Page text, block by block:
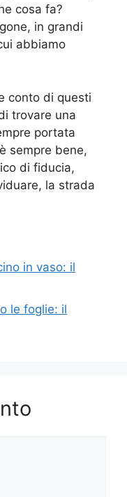
cosa fa?
in grandi
abbiamo
conto di questi
trovare una
portata
sempre bene,
di fiducia,
la strada
in vaso: il
le foglie: il